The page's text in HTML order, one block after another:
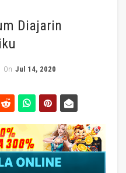
Diajarin
On Jul 14, 2020